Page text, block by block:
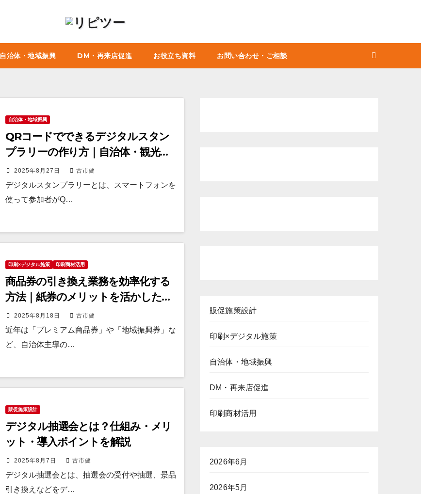
自治体・地域振興 DM・再来店促進 お役立ち資料 お問い合わせ・ご相談
自治体・地域振興
QRコードでできるデジタルスタン
プラリーの作り方｜自治体・観光イ
ベントで成功させるポイント
2025年8月27日 古市健
デジタルスタンプラリーとは、スマートフォンを
使って参加者がQ…
印刷×デジタル施策 印刷商材活用
商品券の引き換え業務を効率化する
方法｜紙券のメリットを活かした最
新DX事例
2025年8月18日 古市健
近年は「プレミアム商品券」や「地域振興券」な
ど、自治体主導の…
販促施策設計
デジタル抽選会とは？仕組み・メリ
ット・導入ポイントを解説
2025年8月7日 古市健
デジタル抽選会とは、抽選会の受付や抽選、景品
引き換えなどをデ…
販促施策設計
印刷×デジタル施策
自治体・地域振興
DM・再来店促進
印刷商材活用
2026年6月
2026年5月